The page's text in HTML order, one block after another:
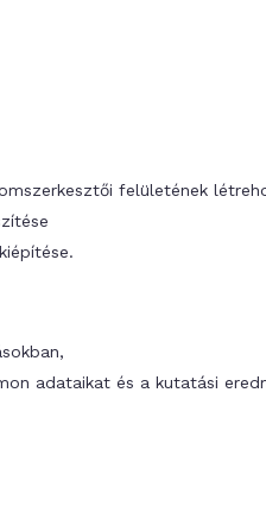
felületének
adataikat és a kutatási